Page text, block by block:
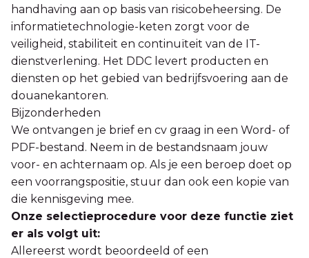
handhaving aan op basis van risicobeheersing. De
informatietechnologie-keten zorgt voor de
veiligheid, stabiliteit en continuïteit van de IT-
dienstverlening. Het DDC levert producten en
diensten op het gebied van bedrijfsvoering aan de
douanekantoren.
Bijzonderheden
We ontvangen je brief en cv graag in een Word- of
PDF-bestand. Neem in de bestandsnaam jouw
voor- en achternaam op. Als je een beroep doet op
een voorrangspositie, stuur dan ook een kopie van
die kennisgeving mee.
Onze selectieprocedure voor deze functie ziet
er als volgt uit:
Allereerst wordt beoordeeld of een